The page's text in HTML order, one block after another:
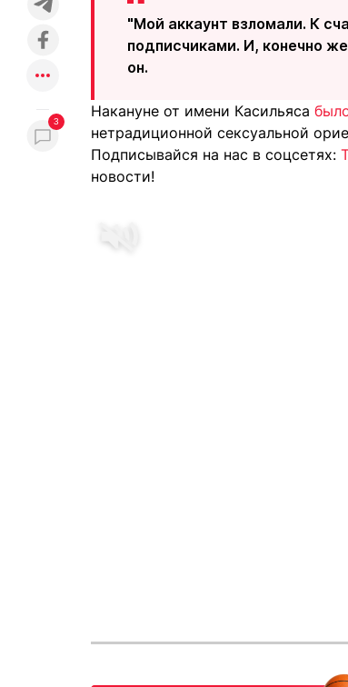
Редакция
+7 (777) 001 44 99
Реклама
3
"Мой аккаунт взломали. К
подписчиками. И, конечно
он.
Накануне от имени Касильяса
нетрадиционной сексуальной
Подписывайся на нас в соцсетях:
новости!